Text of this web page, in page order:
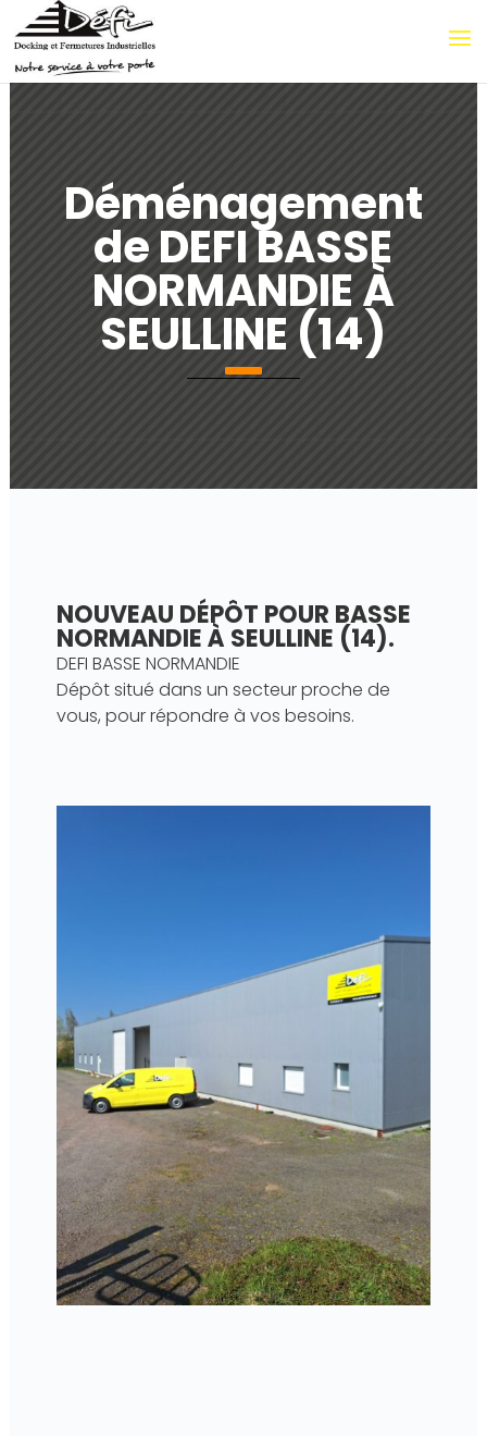
Déménagement
de DEFI BASSE
NORMANDIE À
SEULLINE (14)
NOUVEAU DÉPÔT POUR BASSE
NORMANDIE À SEULLINE (14).
DEFI BASSE NORMANDIE
Dépôt situé dans un secteur proche de
vous, pour répondre à vos besoins.